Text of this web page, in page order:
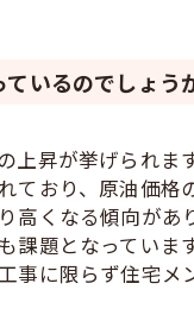
いるのでしょう
昇が挙げられます
おり、原油価格
高くなる傾向があ
題となっています
に限らず住宅メ